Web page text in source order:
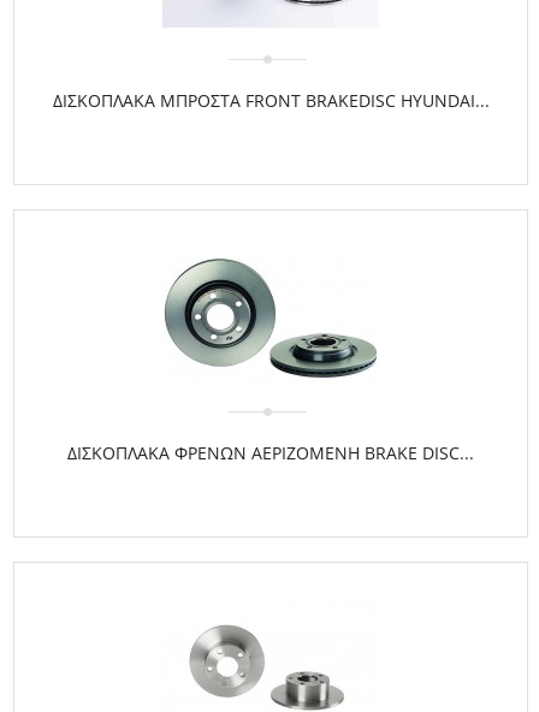
ΔΙΣΚΟΠΛΑΚΑ ΜΠΡΟΣΤΑ FRONT BRAKEDISC HYUNDAI...
ΔΙΣΚΟΠΛΑΚΑ ΦΡΕΝΩΝ ΑΕΡΙΖΟΜΕΝΗ BRAKE DISC...